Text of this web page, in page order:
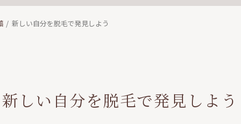
新しい自分を脱毛で発見しよう
新しい自分を脱毛で発見しよう